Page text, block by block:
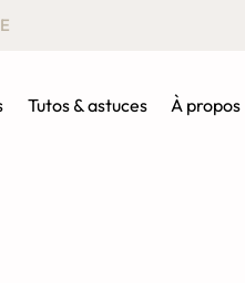
Tutos & astuces À propos